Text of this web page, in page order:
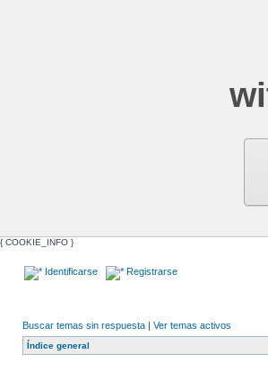
{ COOKIE_INFO }
Identificarse Registrarse
Buscar temas sin respuesta | Ver temas activos
Índice general